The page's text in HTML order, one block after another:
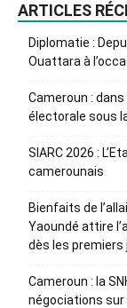
ARTICLES
Diplomatie :
Ouattara à
Cameroun : dans
électorale sous
SIARC 2026 :
camerounais
Bienfaits de
Yaoundé attire
dès les premiers
Cameroun : la
négociations sur